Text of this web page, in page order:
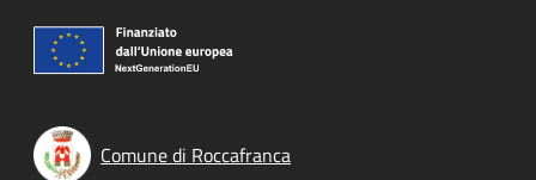
Comune di Roccafranca